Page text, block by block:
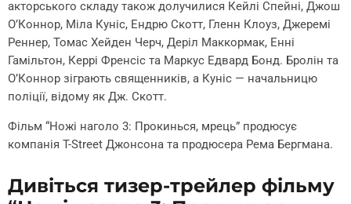
акторського складу також долучилися Кейлі Спейні, Джош
О’Коннор, Міла Куніс, Ендрю Скотт, Гленн Клоуз, Джеремі
Реннер, Томас Хейден Черч, Деріл Маккормак, Енні
Гамільтон, Керрі Френсіс та Маркус Едвард Бонд. Бролін та
О’Коннор зіграють священників, а Куніс — начальницю
поліції, відому як Дж. Скотт.
Фільм “Ножі наголо 3: Прокинься, мрець” продюсує
компанія T-Street Джонсона та продюсера Рема Бергмана.
Дивіться тизер-трейлер фільму